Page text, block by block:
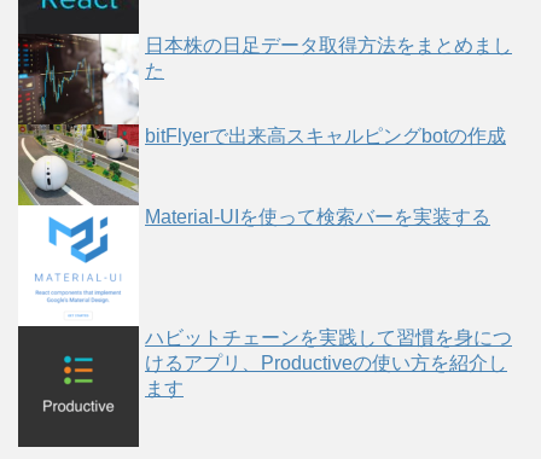
日本株の日足データ取得方法をまとめまし
た
bitFlyerで出来高スキャルピングbotの作成
Material-UIを使って検索バーを実装する
ハビットチェーンを実践して習慣を身につ
けるアプリ、Productiveの使い方を紹介し
ます